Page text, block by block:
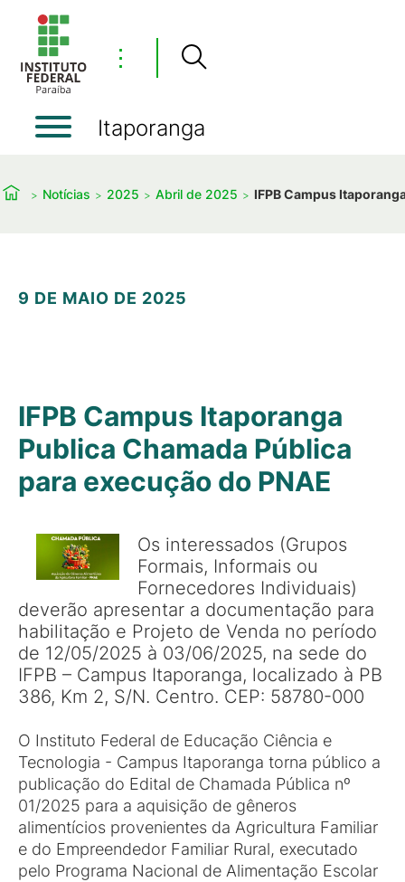
⋮
Itaporanga
Notícias 2025 Abril de 2025 IFPB Campus
9 DE MAIO DE 2025
IFPB Campus Itaporanga
Publica Chamada Pública
para execução do PNAE
Os interessados (Grupos
Formais, Informais ou
Fornecedores Individuais)
deverão apresentar a documentação para
habilitação e Projeto de Venda no período
de 12/05/2025 à 03/06/2025, na sede do
IFPB – Campus Itaporanga, localizado à PB
386, Km 2, S/N. Centro. CEP: 58780-000
O Instituto Federal de Educação Ciência e
Tecnologia - Campus Itaporanga torna público a
publicação do Edital de Chamada Pública nº
01/2025 para a aquisição de gêneros
alimentícios provenientes da Agricultura Familiar
e do Empreendedor Familiar Rural, executado
pelo Programa Nacional de Alimentação Escolar